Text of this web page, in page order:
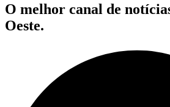
O melhor canal de
Oeste.